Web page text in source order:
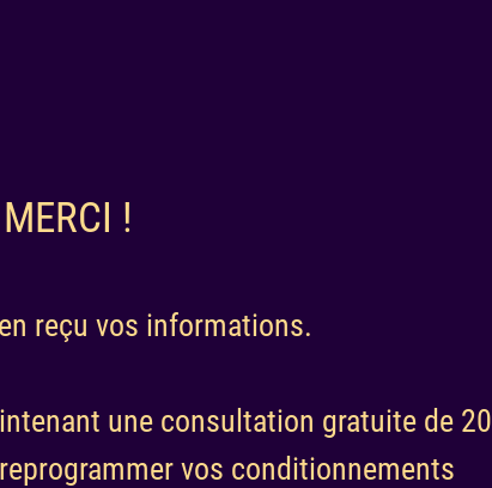
MERCI !
reçu vos informations.
une consultation gratuite de 20
vos conditionnements